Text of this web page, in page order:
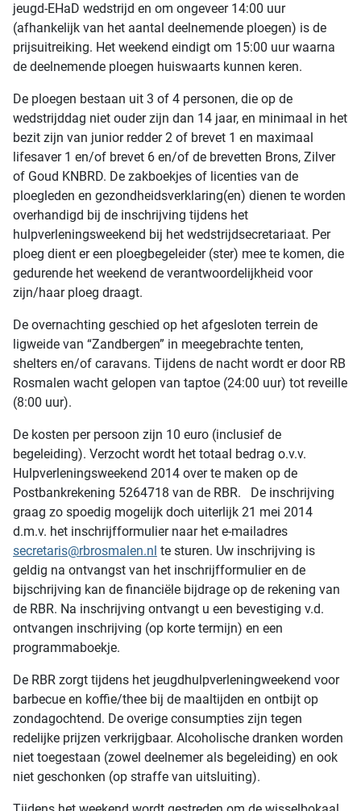
jeugd-EHaD wedstrijd en om ongeveer 14:00 uur
(afhankelijk van het aantal deelnemende ploegen) is de
prijsuitreiking. Het weekend eindigt om 15:00 uur waarna
de deelnemende ploegen huiswaarts kunnen keren.
De ploegen bestaan uit 3 of 4 personen, die op de
wedstrijddag niet ouder zijn dan 14 jaar, en minimaal in het
bezit zijn van junior redder 2 of brevet 1 en maximaal
lifesaver 1 en/of brevet 6 en/of de brevetten Brons, Zilver
of Goud KNBRD. De zakboekjes of licenties van de
ploegleden en gezondheidsverklaring(en) dienen te worden
overhandigd bij de inschrijving tijdens het
hulpverleningsweekend bij het wedstrijdsecretariaat. Per
ploeg dient er een ploegbegeleider (ster) mee te komen, die
gedurende het weekend de verantwoordelijkheid voor
zijn/haar ploeg draagt.
De overnachting geschied op het afgesloten terrein de
ligweide van “Zandbergen” in meegebrachte tenten,
shelters en/of caravans. Tijdens de nacht wordt er door RB
Rosmalen wacht gelopen van taptoe (24:00 uur) tot reveille
(8:00 uur).
De kosten per persoon zijn 10 euro (inclusief de
begeleiding). Verzocht wordt het totaal bedrag o.v.v.
Hulpverleningsweekend 2014 over te maken op de
Postbankrekening 5264718 van de RBR. De inschrijving
graag zo spoedig mogelijk doch uiterlijk 21 mei 2014
d.m.v. het inschrijfformulier naar het e-mailadres
secretaris@rbrosmalen.nl te sturen. Uw inschrijving is
geldig na ontvangst van het inschrijfformulier en de
bijschrijving kan de financiële bijdrage op de rekening van
de RBR. Na inschrijving ontvangt u een bevestiging v.d.
ontvangen inschrijving (op korte termijn) en een
programmaboekje.
De RBR zorgt tijdens het jeugdhulpverleningweekend voor
barbecue en koffie/thee bij de maaltijden en ontbijt op
zondagochtend. De overige consumpties zijn tegen
redelijke prijzen verkrijgbaar. Alcoholische dranken worden
niet toegestaan (zowel deelnemer als begeleiding) en ook
niet geschonken (op straffe van uitsluiting).